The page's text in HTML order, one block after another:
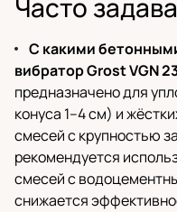
Часто
С какими
вибратор Grost VGN
предназначено для
конуса 1–4 см) и
смесей с крупностью
рекомендуется
смесей с
снижается